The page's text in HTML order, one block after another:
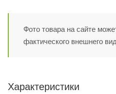
Фото товара на сайте
фактического внешнего
Характеристики